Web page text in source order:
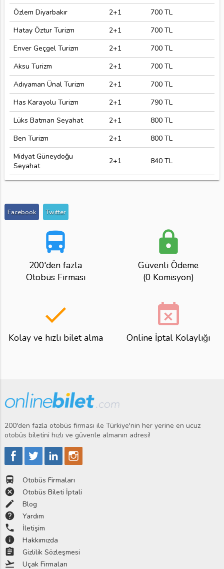
Özlem Diyarbakır
2+1
700 TL
Hatay Öztur Turizm
2+1
700 TL
Enver Geçgel Turizm
2+1
700 TL
Aksu Turizm
2+1
700 TL
Adıyaman Ünal Turizm
2+1
700 TL
Has Karayolu Turizm
2+1
790 TL
Lüks Batman Seyahat
2+1
800 TL
Ben Turizm
2+1
800 TL
Midyat Güneydoğu
Seyahat
2+1 840 TL
Facebook Twitter
directions_bus
200'den fazla
Otobüs Firması
lock
Güvenli Ödeme
(0 Komisyon)
done
Kolay ve hızlı bilet alma
event_busy
Online İptal Kolaylığı
200'den fazla otobüs firması ile Türkiye'nin her yerine en ucuz
otobüs biletini hızlı ve güvenle almanın adresi!
directions_bus Otobüs Firmaları
cancel Otobüs Bileti İptali
edit Blog
help Yardım
phone İletişim
info Hakkımızda
assignment Gizlilik Sözleşmesi
flight_takeoff Uçak Firmaları